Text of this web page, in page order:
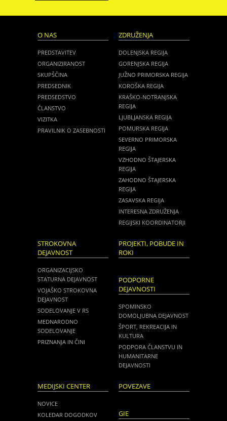
O NAS
PREDSTAVITEV
ORGANIZIRANOST
SKUPŠČINA
PREDSEDNIK
PREDSEDSTVO
ČLANSTVO
VIZITKA
PRAVILNIK O ZASEBNOSTI
ZDRUŽENJA
DOLENJSKA REGIJA
GORENJSKA REGIJA
JUŽNO PRIMORSKA REGIJA
KOROŠKA REGIJA
KRAŠKO-NOTRANJSKA
REGIJA
LJUBLJANSKA REGIJA
POMURSKA REGIJA
SEVERNO PRIMORSKA
REGIJA
VZHODNO ŠTAJERSKA
REGIJA
ZAHODNO ŠTAJERSKA
REGIJA
ZASAVSKA REGIJA
INTERESNA ZDRUŽENJA
REGIJSKI KOORDINATORJI
STROKOVNA
DEJAVNOST
ORGANIZACIJSKO
STATURNA DEJAVNOST
VOJAŠKO STROKOVNA
DEJAVNOST
SODELOVANJE V RS
MEDNARODNO
SODELOVANJE
PRIZNANJA IN ČINI
PROJEKTI, POBUDE IN
ROKI
PODPORNE
DEJAVNOSTI
SPOMINSKO
DOMOLJUBNA DEJAVNOST
ŠPORT, REKREACIJA IN
KULTURA
PODPORA ČLANSTVU IN
HUMANITARNE
DEJAVNOSTI
MEDIJSKI CENTER
NOVICE
KOLEDAR DOGODKOV
POVEZAVE
GIE